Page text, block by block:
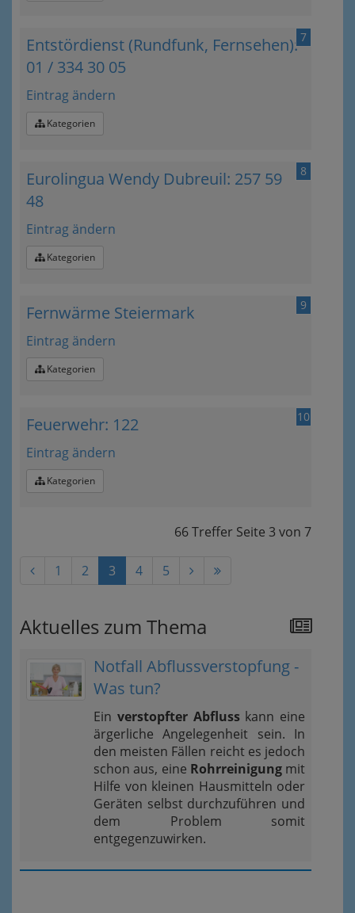
7
Entstördienst (Rundfunk, Fernsehen):
01 / 334 30 05
Eintrag ändern
Kategorien
8
Eurolingua Wendy Dubreuil: 257 59
48
Eintrag ändern
Kategorien
9
Fernwärme Steiermark
Eintrag ändern
Kategorien
10
Feuerwehr: 122
Eintrag ändern
Kategorien
66 Treffer Seite 3 von 7
1 2 3 4 5
Aktuelles zum Thema
Notfall Abflussverstopfung -
Was tun?
Ein verstopfter Abflusskann eine
ärgerliche Angelegenheit sein. In
den meisten Fällen reicht es jedoch
schon aus, eine Rohrreinigungmit
Hilfe von kleinen Hausmitteln oder
Geräten selbst durchzuführen und
dem Problem somit
entgegenzuwirken.